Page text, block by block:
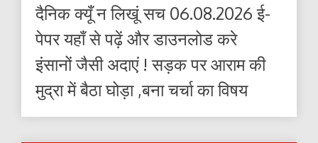
दैनिक क्यूँ न लिखूं सच 06.08.2026 ई-
पेपर यहाँ से पढ़ें और डाउनलोड करे
इंसानों जैसी अदाएं ! सड़क पर आराम की
मुद्रा में बैठा घोड़ा ,बना चर्चा का विषय